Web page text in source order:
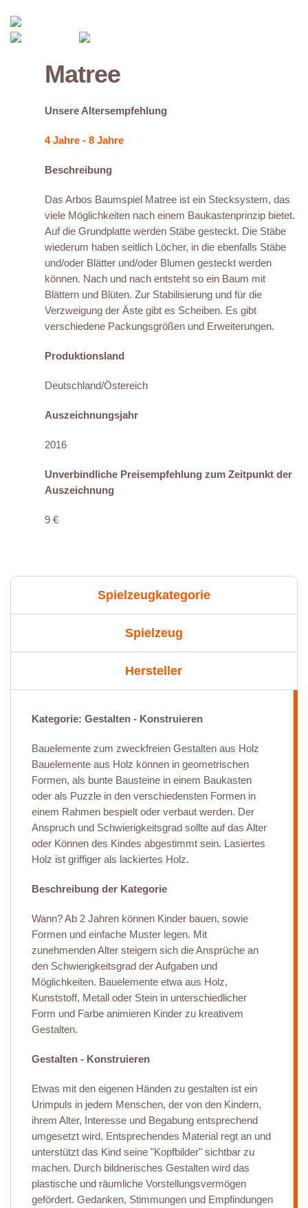
Matree
Unsere Altersempfehlung
4 Jahre - 8 Jahre
Beschreibung
Das Arbos Baumspiel Matree ist ein Stecksystem, das
viele Möglichkeiten nach einem Baukastenprinzip bietet.
Auf die Grundplatte werden Stäbe gesteckt. Die Stäbe
wiederum haben seitlich Löcher, in die ebenfalls Stäbe
und/oder Blätter und/oder Blumen gesteckt werden
können. Nach und nach entsteht so ein Baum mit
Blättern und Blüten. Zur Stabilisierung und für die
Verzweigung der Äste gibt es Scheiben. Es gibt
verschiedene Packungsgrößen und Erweiterungen.
Produktionsland
Deutschland/Östereich
Auszeichnungsjahr
2016
Unverbindliche Preisempfehlung zum Zeitpunkt der
Auszeichnung
9 €
Spielzeugkategorie
Spielzeug
Hersteller
Kategorie: Gestalten - Konstruieren
Bauelemente zum zweckfreien Gestalten aus Holz
Bauelemente aus Holz können in geometrischen
Formen, als bunte Bausteine in einem Baukasten
oder als Puzzle in den verschiedensten Formen in
einem Rahmen bespielt oder verbaut werden. Der
Anspruch und Schwierigkeitsgrad sollte auf das Alter
oder Können des Kindes abgestimmt sein. Lasiertes
Holz ist griffiger als lackiertes Holz.
Beschreibung der Kategorie
Wann? Ab 2 Jahren können Kinder bauen, sowie
Formen und einfache Muster legen. Mit
zunehmenden Alter steigern sich die Ansprüche an
den Schwierigkeitsgrad der Aufgaben und
Möglichkeiten. Bauelemente etwa aus Holz,
Kunststoff, Metall oder Stein in unterschiedlicher
Form und Farbe animieren Kinder zu kreativem
Gestalten.
Gestalten - Konstruieren
Etwas mit den eigenen Händen zu gestalten ist ein
Urimpuls in jedem Menschen, der von den Kindern,
ihrem Alter, Interesse und Begabung entsprechend
umgesetzt wird. Entsprechendes Material regt an und
unterstützt das Kind seine "Kopfbilder" sichtbar zu
machen. Durch bildnerisches Gestalten wird das
plastische und räumliche Vorstellungsvermögen
gefördert. Gedanken, Stimmungen und Empfindungen